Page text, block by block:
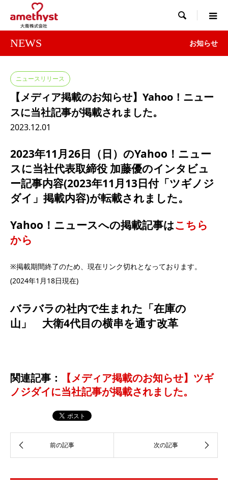

NEWS お知らせ
ニュースリリース
【メディア掲載のお知らせ】Yahoo！ニュー
スに当社記事が掲載されました。
2023.12.01
2023年11月26日（日）のYahoo！ニュー
スに当社代表取締役 加藤優のインタビュ
ー記事内容(2023年11月13日付「ツギノジ
ダイ」 掲載内容)が転載されました。
Yahoo！ニュースへの掲載記事はこちら
から
※掲載期間終了のため、現在リンク切れとなっております。
(2024年1月18日現在)
バラバラの社内で生まれた「在庫の
山」 大衛4代目の横串を通す改革
関連記事：
【メディア掲載のお知らせ】ツギ
ノジダイに当社記事が掲載されました。